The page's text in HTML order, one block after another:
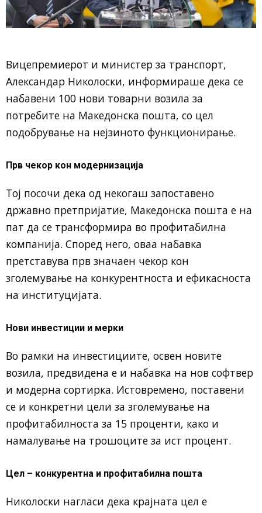
Вицепремиерот и министер за транспорт,
Александар Николоски, информираше дека се
набавени 100 нови товарни возила за
потребите на Македонска пошта, со цел
подобрување на нејзиното функционирање.
Прв чекор кон модернизација
Тој посочи дека од некогаш запоставено
државно претпријатие, Македонска пошта е на
пат да се трансформира во профитабилна
компанија. Според него, оваа набавка
претставува прв значаен чекор кон
зголемување на конкурентноста и ефикасноста
на институцијата.
Нови инвестиции и мерки
Во рамки на инвестициите, освен новите
возила, предвидена е и набавка на нов софтвер
и модерна сортирка. Истовремено, поставени
се и конкретни цели за зголемување на
профитабилноста за 15 проценти, како и
намалување на трошоците за ист процент.
Цел – конкурентна и профитабилна пошта
Николоски нагласи дека крајната цел е